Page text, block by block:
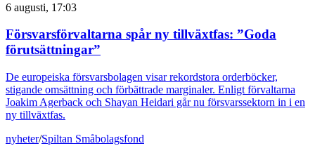
6 augusti, 17:03
Försvarsförvaltarna spår ny tillväxtfas: ”Goda
förutsättningar”
De europeiska försvarsbolagen visar rekordstora orderböcker,
stigande omsättning och förbättrade marginaler. Enligt förvaltarna
Joakim Agerback och Shayan Heidari går nu försvarssektorn in i en
ny tillväxtfas.
nyheter/Spiltan Småbolagsfond